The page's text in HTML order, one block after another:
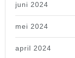
juni 2024
mei 2024
april 2024